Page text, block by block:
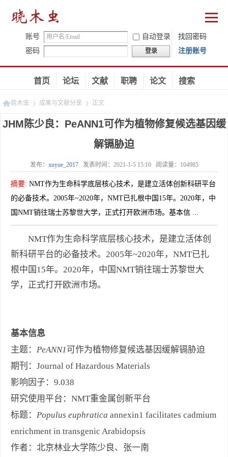
账号 自动登录
找回密码
密码
登录 注册账号
首页 论坛 文献 职聘 论文 搜索
晓木虫 成果与文献分享 正文
JHM陈少良：PeANN1可作为植物修复候选基因缓
解镉胁迫
发布： xuyue_2017 发表时间： 2021-1-5 15:10 阅读量： 104985
摘要: NMT作为生命科学底层核心技术，是建立活体创新科研平台
的必备技术。2005年~2020年，NMT已扎根中国15年。2020年，中
国NMT销往瑞士苏黎世大学，正式打开欧洲市场。基本信 ...
NMT作为生命科学底层核心技术，是建立活体创
新科研平台的必备技术。2005年~2020年，NMT已扎
根中国15年。2020年，中国NMT销往瑞士苏黎世大
学，正式打开欧洲市场。
基本信息
主题： PeANN1 可作为植物修复候选基因缓解镉胁迫
期刊：Journal of Hazardous Materials
影响因子：9.038
研究使用平台：NMT重金属创新平台
标题： Populus euphratica annexin1 facilitates cadmium
enrichment in transgenic Arabidopsis
作者：北京林业大学陈少良、张一南